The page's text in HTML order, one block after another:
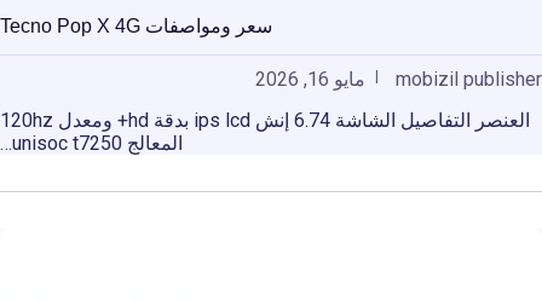
سعر ومواصفات Tecno Pop X 4G
mobizil publisher
مايو 16, 2026
العنصر التفاصيل الشاشة 6.74 إنش ips lcd بدقة hd+ ومعدل 120hz
المعالج unisoc t7250…